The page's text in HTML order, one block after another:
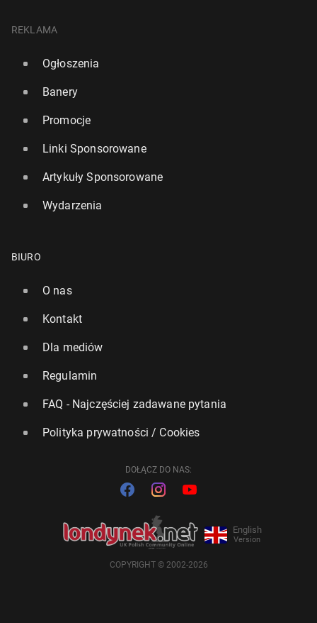
REKLAMA
Ogłoszenia
Banery
Promocje
Linki Sponsorowane
Artykuły Sponsorowane
Wydarzenia
BIURO
O nas
Kontakt
Dla mediów
Regulamin
FAQ - Najczęściej zadawane pytania
Polityka prywatności / Cookies
DOŁĄCZ DO NAS:
English
Version
COPYRIGHT © 2002-2026